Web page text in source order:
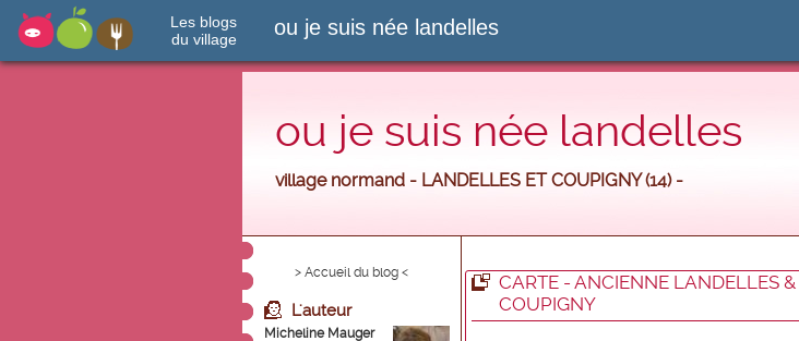
Les blogs
du village
ou je suis née landelles
ou je suis née landelles
village normand - LANDELLES ET COUPIGNY (14) -
> Accueil du blog <
L'auteur
Micheline Mauger
CARTE - ANCIENNE LANDELLES &
COUPIGNY